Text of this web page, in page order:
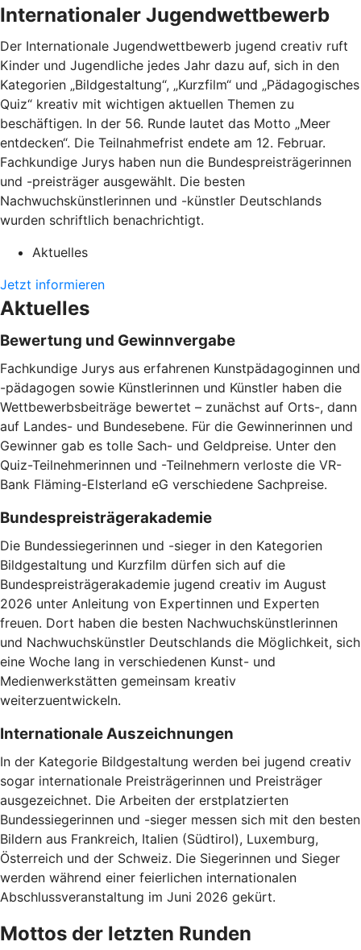
Internationaler Jugendwettbewerb
Der Internationale Jugendwettbewerb jugend creativ ruft
Kinder und Jugendliche jedes Jahr dazu auf, sich in den
Kategorien „Bildgestaltung“, „Kurzfilm“ und „Pädagogisches
Quiz“ kreativ mit wichtigen aktuellen Themen zu
beschäftigen. In der 56. Runde lautet das Motto „Meer
entdecken“. Die Teilnahmefrist endete am 12. Februar.
Fachkundige Jurys haben nun die Bundespreisträgerinnen
und -preisträger ausgewählt. Die besten
Nachwuchskünstlerinnen und -künstler Deutschlands
wurden schriftlich benachrichtigt.
Aktuelles
Jetzt informieren
Aktuelles
Bewertung und Gewinnvergabe
Fachkundige Jurys aus erfahrenen Kunstpädagoginnen und
-pädagogen sowie Künstlerinnen und Künstler haben die
Wettbewerbsbeiträge bewertet – zunächst auf Orts-, dann
auf Landes- und Bundesebene. Für die Gewinnerinnen und
Gewinner gab es tolle Sach- und Geldpreise. Unter den
Quiz-Teilnehmerinnen und -Teilnehmern verloste die VR-
Bank Fläming-Elsterland eG verschiedene Sachpreise.
Bundespreisträgerakademie
Die Bundessiegerinnen und -sieger in den Kategorien
Bildgestaltung und Kurzfilm dürfen sich auf die
Bundespreisträgerakademie jugend creativ im August
2026 unter Anleitung von Expertinnen und Experten
freuen. Dort haben die besten Nachwuchskünstlerinnen
und Nachwuchskünstler Deutschlands die Möglichkeit, sich
eine Woche lang in verschiedenen Kunst- und
Medienwerkstätten gemeinsam kreativ
weiterzuentwickeln.
Internationale Auszeichnungen
In der Kategorie Bildgestaltung werden bei jugend creativ
sogar internationale Preisträgerinnen und Preisträger
ausgezeichnet. Die Arbeiten der erstplatzierten
Bundessiegerinnen und -sieger messen sich mit den besten
Bildern aus Frankreich, Italien (Südtirol), Luxemburg,
Österreich und der Schweiz. Die Siegerinnen und Sieger
werden während einer feierlichen internationalen
Abschlussveranstaltung im Juni 2026 gekürt.
Mottos der letzten Runden